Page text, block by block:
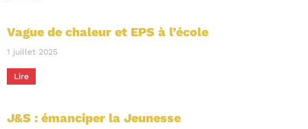
Vague de chaleur et EPS à l’école
1 juillet 2025
Lire
J&S : émanciper la Jeunesse